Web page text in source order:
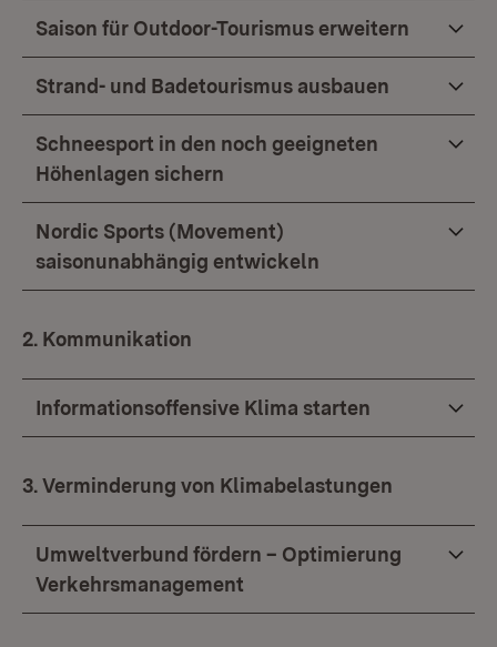
Saison für Outdoor-Tourismus erweitern
Strand- und Badetourismus ausbauen
Schneesport in den noch geeigneten
Höhenlagen sichern
Nordic Sports (Movement)
saisonunabhängig entwickeln
2. Kommunikation
Informationsoffensive Klima starten
3. Verminderung von Klimabelastungen
Umweltverbund fördern – Optimierung
Verkehrsmanagement